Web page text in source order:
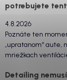
potrebujete
4.8.2026
Poznáte ten
„upratanom“ aute,
mriežkach
Detailing